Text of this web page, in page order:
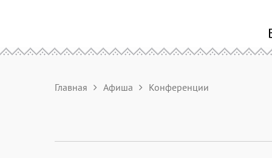
Главная Афиша Конференции